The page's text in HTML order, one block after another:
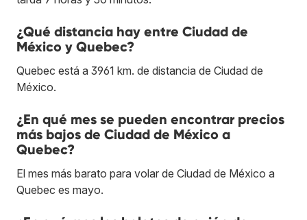
¿Qué distancia hay entre Ciudad de
México y Quebec?
Quebec está a 3961 km. de distancia de Ciudad de
México.
¿En qué mes se pueden encontrar precios
más bajos de Ciudad de México a
Quebec?
El mes más barato para volar de Ciudad de México a
Quebec es mayo.